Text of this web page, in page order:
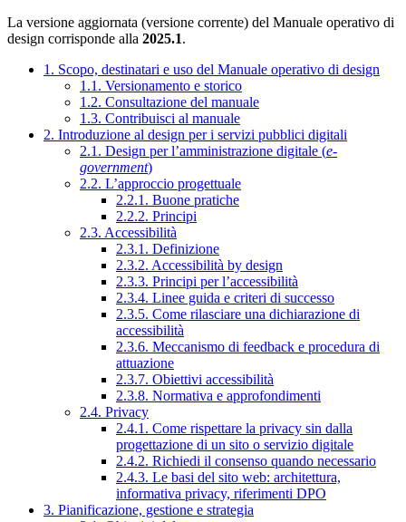
La versione aggiornata (versione corrente) del Manuale operativo di
design corrisponde alla 2025.1.
1. Scopo, destinatari e uso del Manuale operativo di design
1.1. Versionamento e storico
1.2. Consultazione del manuale
1.3. Contribuisci al manuale
2. Introduzione al design per i servizi pubblici digitali
2.1. Design per l’amministrazione digitale (e-
government)
2.2. L’approccio progettuale
2.2.1. Buone pratiche
2.2.2. Principi
2.3. Accessibilità
2.3.1. Definizione
2.3.2. Accessibilità by design
2.3.3. Principi per l’accessibilità
2.3.4. Linee guida e criteri di successo
2.3.5. Come rilasciare una dichiarazione di
accessibilità
2.3.6. Meccanismo di feedback e procedura di
attuazione
2.3.7. Obiettivi accessibilità
2.3.8. Normativa e approfondimenti
2.4. Privacy
2.4.1. Come rispettare la privacy sin dalla
progettazione di un sito o servizio digitale
2.4.2. Richiedi il consenso quando necessario
2.4.3. Le basi del sito web: architettura,
informativa privacy, riferimenti DPO
3. Pianificazione, gestione e strategia